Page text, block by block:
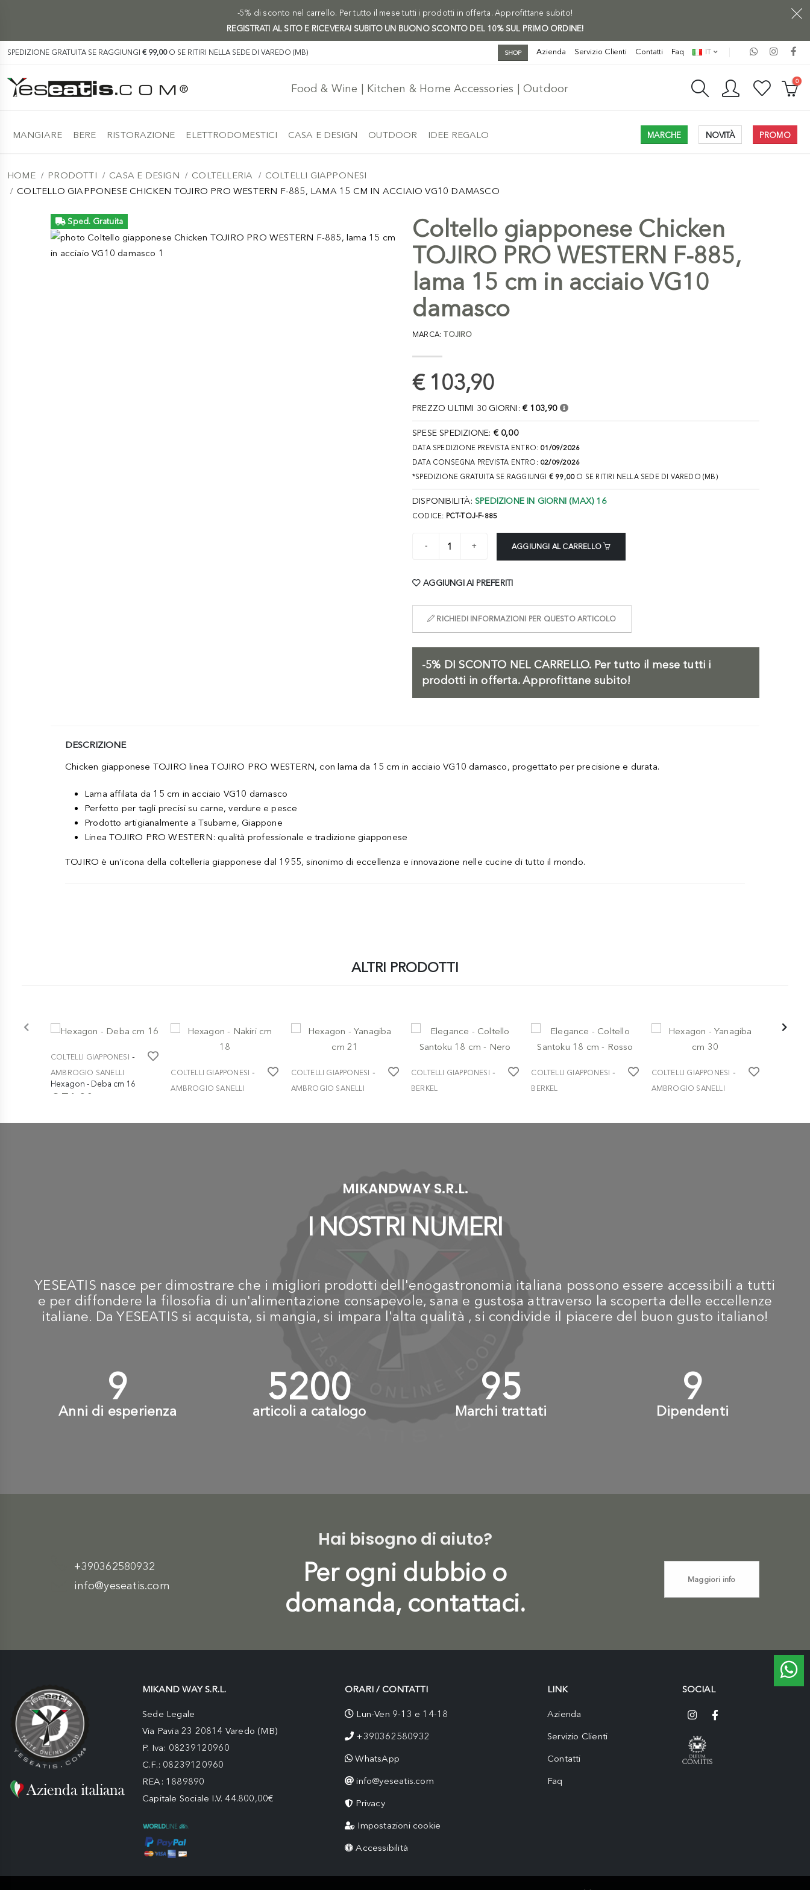
-5% di sconto nel carrello. Per tutto il mese tutti i prodotti in offerta. Approfittane subito!
REGISTRATI AL SITO E RICEVERAI SUBITO UN BUONO SCONTO DEL 10% SUL PRIMO ORDINE!
SPEDIZIONE GRATUITA SE RAGGIUNGI € 99,00O SE RITIRI NELLA SEDE DI VAREDO (MB) SHOP Azienda Servizio Clienti Contatti Faq IT
Food & Wine | Kitchen & Home Accessories | Outdoor
0
MANGIARE BERE RISTORAZIONE ELETTRODOMESTICI CASA E DESIGN OUTDOOR IDEE REGALO MARCHE NOVITÀ PROMO
HOME PRODOTTI CASA E DESIGN COLTELLERIA
COLTELLI GIAPPONESI
COLTELLO GIAPPONESE CHICKEN TOJIRO PRO WESTERN F-885, LAMA 15 CM IN ACCIAIO VG10 DAMASCO
Sped. Gratuita
Coltello giapponese Chicken
TOJIRO PRO WESTERN F-885,
lama 15 cm in acciaio VG10
damasco
MARCA:TOJIRO
€ 103,90
PREZZO ULTIMI 30 GIORNI: € 103,90
SPESE SPEDIZIONE: € 0,00
DATA SPEDIZIONE PREVISTA ENTRO: 01/09/2026
DATA CONSEGNA PREVISTA ENTRO: 02/09/2026
*SPEDIZIONE GRATUITA SE RAGGIUNGI € 99,00O SE RITIRI NELLA SEDE DI VAREDO (MB)
DISPONIBILITÀ: SPEDIZIONE IN GIORNI (MAX) 16
CODICE: PCT-TOJ-F-885
AGGIUNGI AL CARRELLO
AGGIUNGI AI PREFERITI
RICHIEDI INFORMAZIONI PER QUESTO ARTICOLO
-5% DI SCONTO NEL CARRELLO.Per tutto il mese tutti i
prodotti in offerta. Approfittane subito!
DESCRIZIONE
Chicken giapponese TOJIRO linea TOJIRO PRO WESTERN, con lama da 15 cm in acciaio VG10 damasco, progettato per precisione e durata.
Lama affilata da 15 cm in acciaio VG10 damasco
Perfetto per tagli precisi su carne, verdure e pesce
Prodotto artigianalmente a Tsubame, Giappone
Linea TOJIRO PRO WESTERN: qualità professionale e tradizione giapponese
TOJIRO è un'icona della coltelleria giapponese dal 1955, sinonimo di eccellenza e innovazione nelle cucine di tutto il mondo.
ALTRI PRODOTTI
COLTELLI GIAPPONESI -
AMBROGIO SANELLI
Hexagon - Deba cm 16
€ 71,90
COLTELLI GIAPPONESI -
AMBROGIO SANELLI
COLTELLI GIAPPONESI -
AMBROGIO SANELLI
€ 65,90
COLTELLI GIAPPONESI -
BERKEL
€ 119,00
COLTELLI GIAPPONESI -
BERKEL
€ 119,00
COLTELLI GIAPPONESI -
AMBROGIO SANELLI
€ 90,90 €
MIKANDWAY S.R.L.
I NOSTRI NUMERI
YESEATIS nasce per dimostrare che i migliori prodotti dell'enogastronomia italiana possono essere accessibili a tutti
e per diffondere la filosofia di un'alimentazione consapevole, sana e gustosa attraverso la scoperta delle eccellenze
italiane. Da YESEATIS si acquista, si mangia, si impara l'alta qualità , si condivide il piacere del buon gusto italiano!
10+
Anni di esperienza
6000+
articoli a catalogo
110+
Marchi trattati
10+
Dipendenti
+390362580932
info@yeseatis.com
Hai bisogno di aiuto?
Per ogni dubbio o
domanda, contattaci.
Maggiori info
MIKAND WAY S.R.L.
Sede Legale
Via Pavia 23 20814 Varedo (MB)
P. Iva: 08239120960
C.F.: 08239120960
REA: 1889890
Capitale Sociale I.V. 44.800,00€
ORARI / CONTATTI
Lun-Ven 9-13 e 14-18
+390362580932
WhatsApp
info@yeseatis.com
Privacy
Impostazioni cookie
Accessibilità
LINK
Azienda
Servizio Clienti
Contatti
Faq
SOCIAL